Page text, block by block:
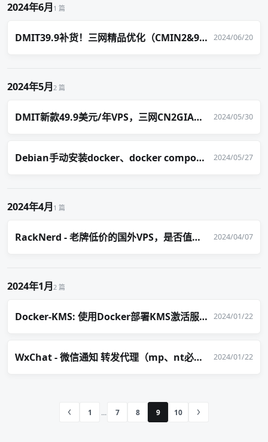
2024年6月 1 篇
DMIT39.9补货！三网精品优化（CMIN2&9929） 2024/06/20
2024年5月2 篇
DMIT新款49.9美元/年VPS，三网CN2GIA、1T流量！ 2024/05/30
Debian手动安装docker、docker compose命令 2024/05/27
2024年4月 1 篇
RackNerd - 老牌低价的国外VPS，是否值得选购呢？ 2024/04/07
2024年1月2 篇
Docker-KMS: 使用Docker部署KMS激活服务器 2024/01/22
WxChat - 微信通知 转发代理（mp、nt必备工具） 2024/01/22
1 ... 7 8 9 10